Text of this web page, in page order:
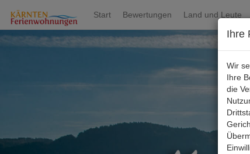
Ihre
Wir
Ihre
die
Start Bewertungen Land und Leute